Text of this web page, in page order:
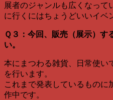
展者のジャンルも広くなって
に行くにはちょうどいいイベ
Ｑ３：今回、販売（展示）す
い。
本にまつわる雑貨、日常使い
を行います。
これまで発表しているものに
作中です。